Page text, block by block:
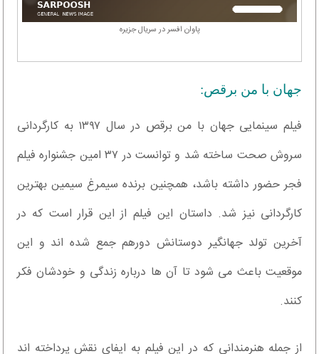
پاوان افسر در سریال جزیره
جهان با من برقص:
فیلم سینمایی جهان با من برقص در سال ۱۳۹۷ به کارگردانی
سروش صحت ساخته شد و توانست در ۳۷ امین جشنواره فیلم
فجر حضور داشته باشد، همچنین برنده سیمرغ سیمین بهترین
کارگردانی نیز شد. داستان این فیلم از این قرار است که در
آخرین تولد جهانگیر دوستانش دورهم جمع شده اند و این
موقعیت باعث می شود تا آن ها درباره زندگی و خودشان فکر
کنند.
از جمله هنرمندانی که در این فیلم به ایفای نقش پرداخته اند